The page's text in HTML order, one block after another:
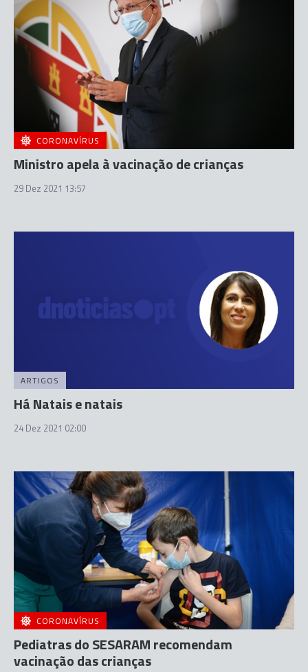
CORONAVÍRUS
Ministro apela à vacinação de crianças
29 Dez 2021 13:57
ARTIGOS
Há Natais e natais
24 Dez 2021 02:00
CORONAVÍRUS
Pediatras do SESARAM recomendam
vacinação das crianças